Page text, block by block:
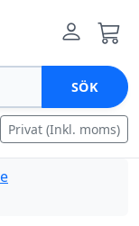
SÖK
Privat (Inkl. moms)